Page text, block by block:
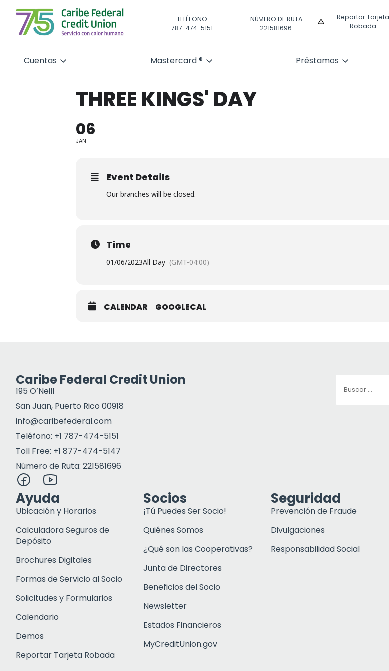
TELÉFONO
787-474-5151
NÚMERO DE RUTA
221581696
Reportar Tarjeta
Robada
Cuentas Mastercard ® Préstamos
THREE KINGS' DAY
06
JAN
Event Details
Our branches will be closed.
Time
01/06/2023All Day (GMT-04:00)
CALENDAR GOOGLECAL
Caribe Federal Credit Union
195 O’Neill
San Juan, Puerto Rico 00918
info@caribefederal.com
Teléfono: +1 787-474-5151
Toll Free: +1 877-474-5147
Número de Ruta: 221581696
Ayuda
Ubicación y Horarios
Calculadora Seguros de
Depósito
Brochures Digitales
Formas de Servicio al Socio
Solicitudes y Formularios
Calendario
Demos
Reportar Tarjeta Robada
Socios
¡Tú Puedes Ser Socio!
Quiénes Somos
¿Qué son las Cooperativas?
Junta de Directores
Beneficios del Socio
Newsletter
Estados Financieros
MyCreditUnion.gov
Seguridad
Prevención de Fraude
Divulgaciones
Responsabilidad Social